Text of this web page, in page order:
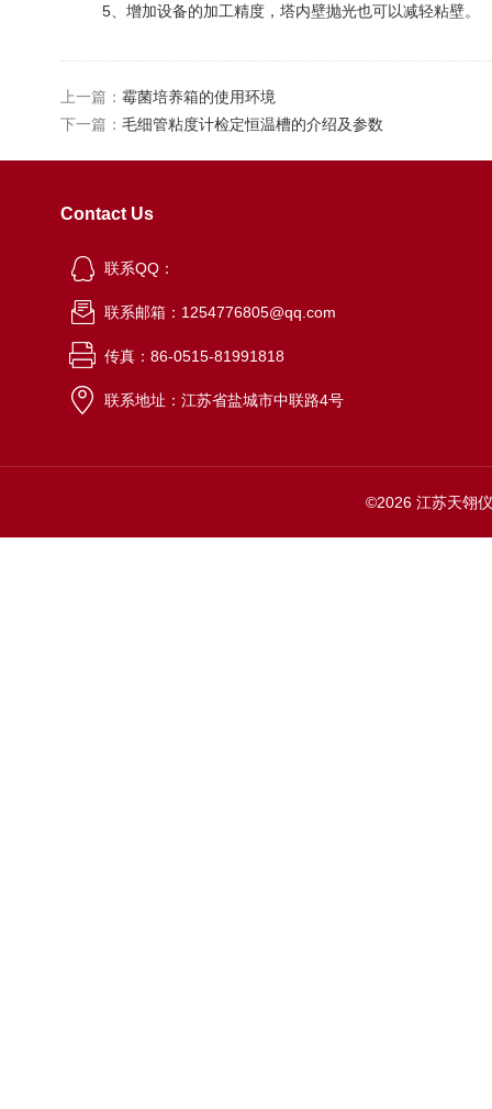
5、增加设备的加工精度，塔内壁抛光也可以减轻粘壁。
上一篇： 霉菌培养箱的使用环境
下一篇： 毛细管粘度计检定恒温槽的介绍及参数
Contact Us
联系QQ：
联系邮箱：1254776805@qq.com
传真：86-0515-81991818
联系地址：江苏省盐城市中联路4号
©2026 江苏天翎